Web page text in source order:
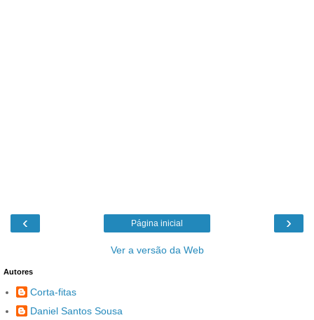
‹ ›
Página inicial
Ver a versão da Web
Autores
Corta-fitas
Daniel Santos Sousa